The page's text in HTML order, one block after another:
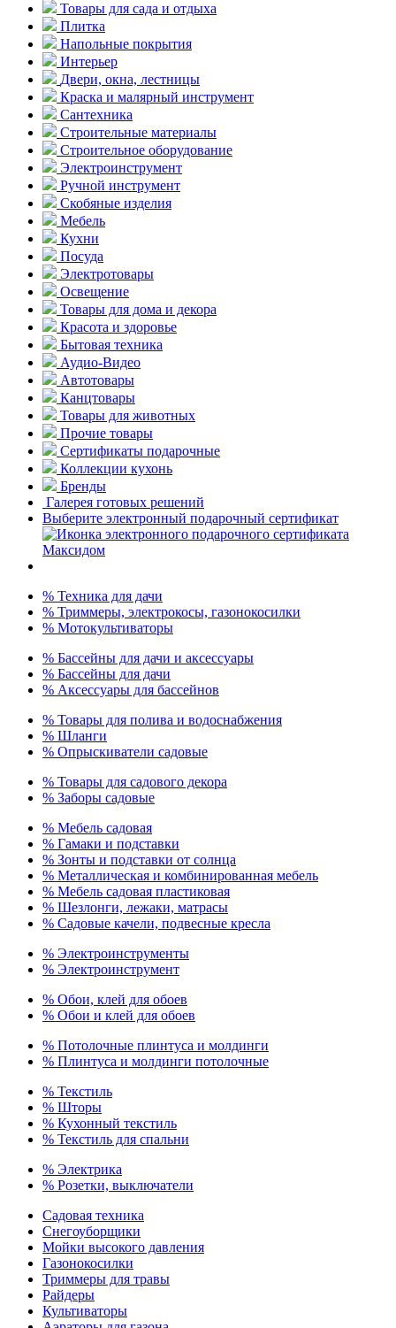
Товары для сада и отдыха
Плитка
Напольные покрытия
Интерьер
Двери, окна, лестницы
Краска и малярный инструмент
Сантехника
Строительные материалы
Строительное оборудование
Электроинструмент
Ручной инструмент
Скобяные изделия
Мебель
Кухни
Посуда
Электротовары
Освещение
Товары для дома и декора
Красота и здоровье
Бытовая техника
Аудио-Видео
Автотовары
Канцтовары
Товары для животных
Прочие товары
Сертификаты подарочные
Коллекции кухонь
Бренды
Галерея готовых решений
Выберите электронный подарочный сертификат
% Техника для дачи
% Триммеры, электрокосы, газонокосилки
% Мотокультиваторы
% Бассейны для дачи и аксессуары
% Бассейны для дачи
% Аксессуары для бассейнов
% Товары для полива и водоснабжения
% Шланги
% Опрыскиватели садовые
% Товары для садового декора
% Заборы садовые
% Мебель садовая
% Гамаки и подставки
% Зонты и подставки от солнца
% Металлическая и комбинированная мебель
% Мебель садовая пластиковая
% Шезлонги, лежаки, матрасы
% Садовые качели, подвесные кресла
% Электроинструменты
% Электроинструмент
% Обои, клей для обоев
% Обои и клей для обоев
% Потолочные плинтуса и молдинги
% Плинтуса и молдинги потолочные
% Текстиль
% Шторы
% Кухонный текстиль
% Текстиль для спальни
% Электрика
% Розетки, выключатели
Садовая техника
Снегоуборщики
Мойки высокого давления
Газонокосилки
Триммеры для травы
Райдеры
Культиваторы